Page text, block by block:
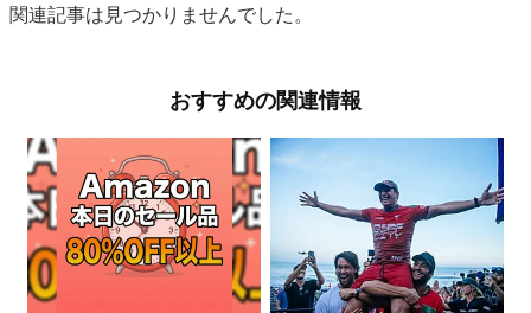
関連記事は見つかりませんでした。
おすすめの関連情報